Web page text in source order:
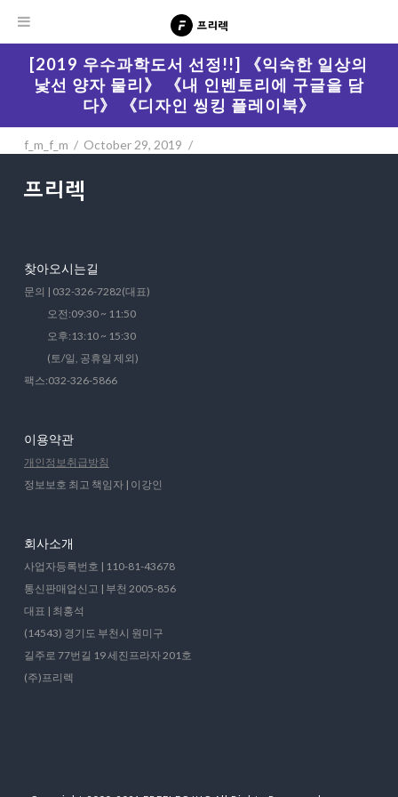
[2019 우수과학도서 선정!!] 《익숙한 일상의
낯선 양자 물리》 《내 인벤토리에 구글을 담
다》 《디자인 씽킹 플레이북》
f_m_f_m October 29, 2019
찾아오시는길
문의 | 032-326-7282(대표)
오전:09:30 ~ 11:50
오후:13:10 ~ 15:30
(토/일, 공휴일 제외)
팩스:032-326-5866
이용약관
개인정보취급방침
정보보호 최고 책임자 | 이강인
회사소개
사업자등록번호 | 110-81-43678
통신판매업신고 | 부천 2005-856
대표 | 최홍석
(14543) 경기도 부천시 원미구
길주로 77번길 19 세진프라자 201호
(주)프리렉